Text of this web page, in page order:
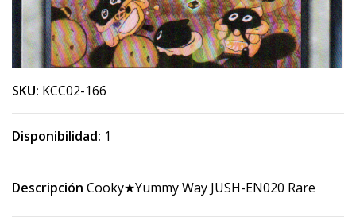
SKU: KCC02-166
Disponibilidad: 1
Descripción Cooky★Yummy Way JUSH-EN020 Rare